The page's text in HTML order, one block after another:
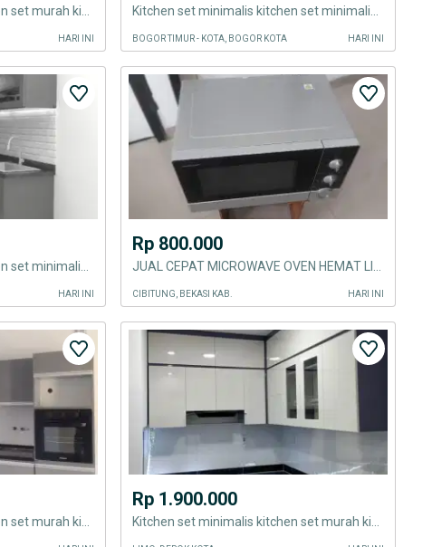
HARI INI BOGOR TIMUR - KOTA, BOGOR KOTA HARI INI
HARI INI
Rp 800.000
CIBITUNG, BEKASI KAB. HARI INI
Rp 1.900.000